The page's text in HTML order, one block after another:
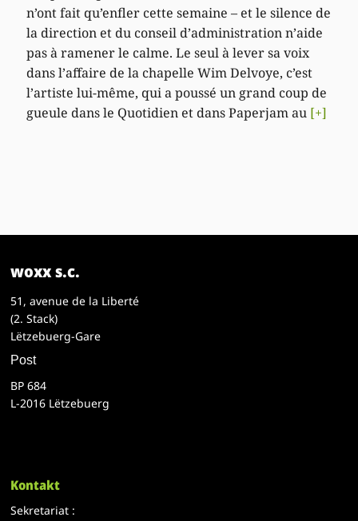
n’ont fait qu’enfler cette semaine – et le silence de
la direction et du conseil d’administration n’aide
pas à ramener le calme. Le seul à lever sa voix
dans l’affaire de la chapelle Wim Delvoye, c’est
l’artiste lui-même, qui a poussé un grand coup de
gueule dans le Quotidien et dans Paperjam au [+]
woxx s.c.
51, avenue de la Liberté
(2. Stack)
Lëtzebuerg-Gare
Post
BP 684
L-2016 Lëtzebuerg
Kontakt
Sekretariat :